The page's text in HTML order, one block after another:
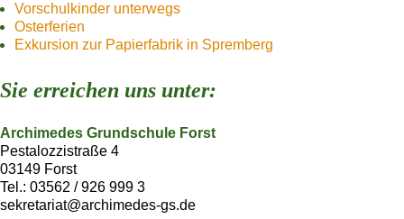
Vorschulkinder unterwegs
Osterferien
Exkursion zur Papierfabrik in Spremberg
Sie erreichen uns unter:
Archimedes Grundschule Forst
Pestalozzistraße 4
03149 Forst
Tel.: 03562 / 926 999 3
sekretariat@archimedes-gs.de